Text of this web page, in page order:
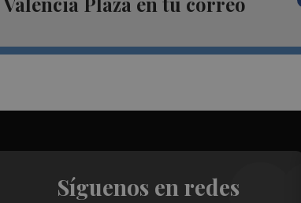
Síguenos en redes